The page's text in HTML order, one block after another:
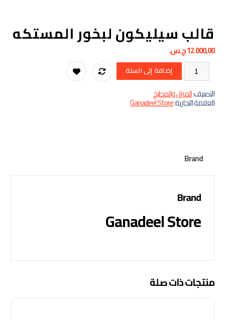
قالب سيليكون لبخور المستكه
12.000,00ج.س.
كمية قالب سيليكون لبخور المستكه
إضافة إلى السلة
التصنيف:المنزل والمطبخ
العلامة التجارية:Ganadeel Store
Brand
Brand
Ganadeel Store
منتجات ذات صلة